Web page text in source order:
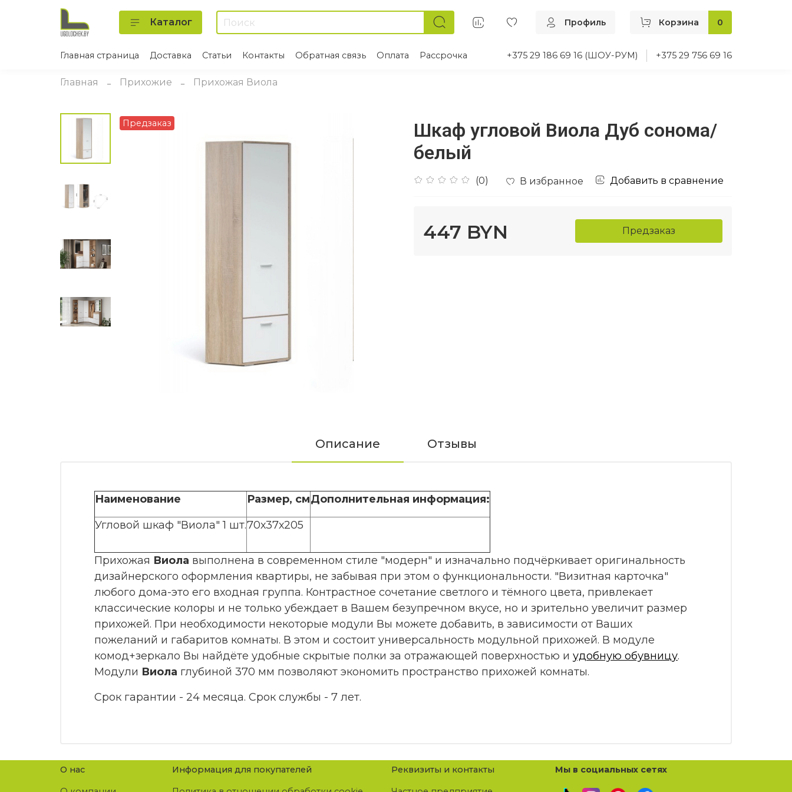
Каталог Профиль Корзина 0
Главная страница Доставка Статьи Контакты Обратная связь Оплата Рассрочка +375 29 186 69 16 (ШОУ-РУМ) +375 29 756 69 16
Главная Прихожие Прихожая Виола
Предзаказ
Шкаф угловой Виола Дуб сонома/
белый
(0) В избранное Добавить в сравнение
447 BYN Предзаказ
Описание Отзывы
Наименование Размер, смДополнительная информация:
Угловой шкаф "Виола" 1 шт.70х37х205
Прихожая Виола выполнена в современном стиле "модерн" и изначально подчёркивает оригинальность
дизайнерского оформления квартиры, не забывая при этом о функциональности. "Визитная карточка"
любого дома-это его входная группа. Контрастное сочетание светлого и тёмного цвета, привлекает
классические колоры и не только убеждает в Вашем безупречном вкусе, но и зрительно увеличит размер
прихожей. При необходимости некоторые модули Вы можете добавить, в зависимости от Ваших
пожеланий и габаритов комнаты. В этом и состоит универсальность модульной прихожей. В модуле
комод+зеркало Вы найдёте удобные скрытые полки за отражающей поверхностью и удобную обувницу.
Модули Виола глубиной 370 мм позволяют экономить пространство прихожей комнаты.
Срок гарантии - 24 месяца. Срок службы - 7 лет.
О нас Информация для покупателей Реквизиты и контакты Мы в социальных сетях